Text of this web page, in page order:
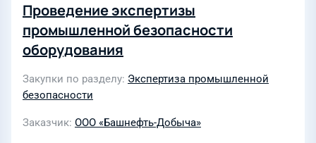
Проведение экспертизы
промышленной безопасности
оборудования
Закупки по разделу Экспертиза промышленной
безопасности
Заказчик ООО «Башнефть-Добыча»